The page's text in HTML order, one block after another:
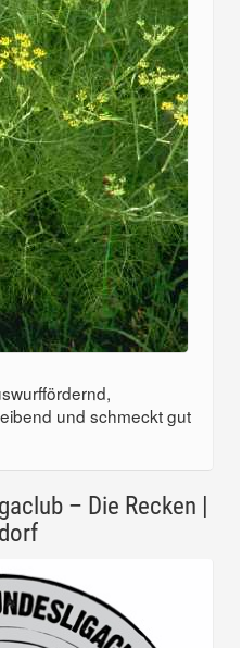
und schmeckt gut
– Die Recken |